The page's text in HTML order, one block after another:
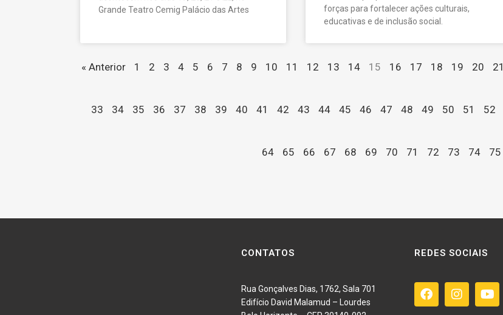
Grande Teatro Cemig Palácio das Artes
forças para fortalecer ações culturais,
educativas e de inclusão social.
« Anterior 1 2 3 4 5 6 7 8 9 10 11 12 13 14 15 16 17 18 19 20 21
33 34 35 36 37 38 39 40 41 42 43 44 45 46 47 48 49 50 51 52
64 65 66 67 68 69 70 71 72 73 74 75
CONTATOS
Rua Gonçalves Dias, 1762, Sala 701
Edifício David Malamud – Lourdes
REDES SOCIAIS